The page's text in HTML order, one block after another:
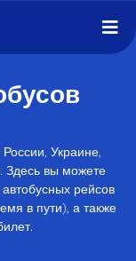
Украине,
Здесь вы можете
рейсов
в пути), а также